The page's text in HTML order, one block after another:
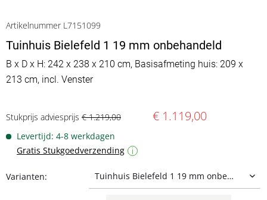
Artikelnummer L7151099
Tuinhuis Bielefeld 1 19 mm onbehandeld
B x D x H: 242 x 238 x 210 cm, Basisafmeting huis: 209 x
213 cm, incl. Venster
Stukprijs adviesprijs € 1.219,00 € 1.119,00
Levertijd: 4-8 werkdagen
Gratis Stukgoedverzending
i
Varianten: